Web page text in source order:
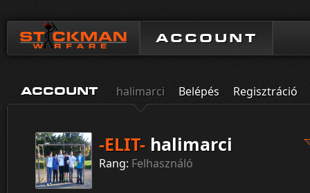
ACCOUNT
ACCOUNT halimarci Belépés Regisztráció
-ELIT- halimarci
Rang: Felhasználó